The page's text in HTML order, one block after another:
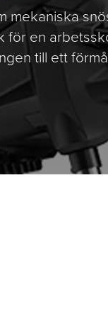
mekaniska
för en
till ett